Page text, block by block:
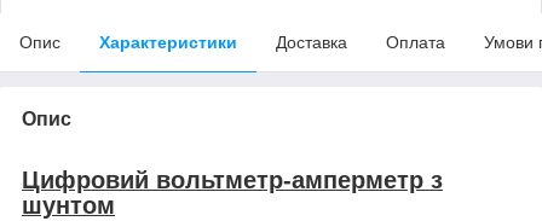
Опис Характеристики Доставка Оплата Умови
Опис
Цифровий вольтметр-амперметр з
шунтом